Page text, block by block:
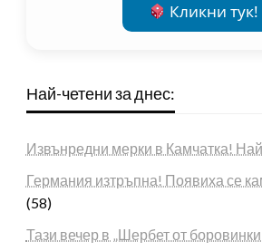
Кликни тук!
Най-четени за днес:
Извънредни мерки в Камчатка!
Германия изтръпна! Появиха се
(58)
Тази вечер в „Шербет от